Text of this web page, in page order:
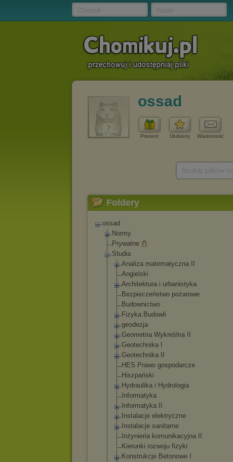
ossad
Prezent Ulubiony Wiadomość
Foldery
ossad
Normy
Prywatne
Studia
Analiza matematyczna II
Angielski
Architektura i urbanistyka
Bezpieczeństwo pożarowe
Budownictwo
Fizyka Budowli
geodezja
Geometria Wykreślna II
Geotechnika I
Geotechnika II
HES Prawo gospodarcze
Hiszpański
Hydraulika i Hydrologia
Informatyka
Informatyka II
Instalacje elektryczne
Instalacje sanitarne
Inżynieria komunikacyjna II
Kierunki rozwoju fizyki
Konstrukcje Betonowe I